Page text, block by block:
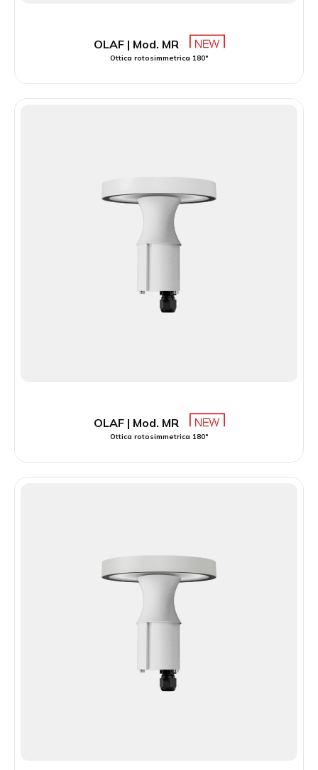
OLAF | Mod. MR
Ottica rotosimmetrica 180°
OLAF | Mod. MR
Ottica rotosimmetrica 180°